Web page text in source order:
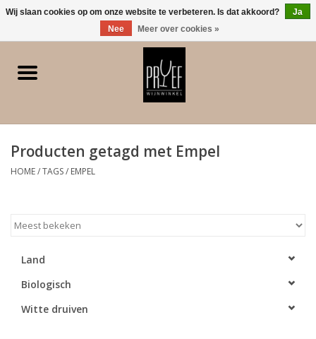
0 Artikelen - €0,00
Home
Witte wijn
Rose
Bubbels
Dessert/Versterkt/Gedistilleerd
Producten getagd met Empel
HOME/TAGS/ EMPEL
Land
Biologisch
Witte druiven
Wij slaan cookies op om onze website te verbeteren. Is dat akkoord?
Ja
Nee
Meer over cookies »